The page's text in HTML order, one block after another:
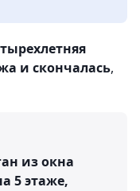
и скончалась,
из окна
5 этаже,